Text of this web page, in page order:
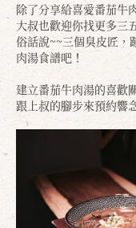
除了分享給喜愛番茄牛
大叔也歡迎你找更多三
俗話說~~三個臭皮匠，
肉湯食譜吧！
建立番茄牛肉湯的喜歡
跟上叔的腳步來預約響